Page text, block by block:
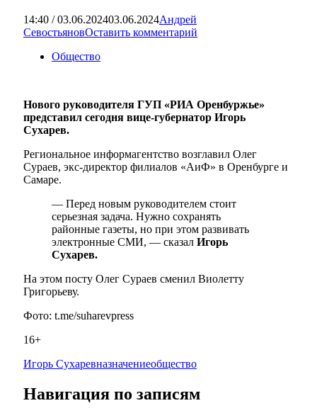
14:40 / 03.06.202403.06.2024Андрей
СевостьяновОставить комментарий
Общество
Нового руководителя ГУП «РИА Оренбуржье»
представил сегодня вице-губернатор Игорь
Сухарев.
Региональное информагентство возглавил Олег
Сураев, экс-директор филиалов «АиФ» в Оренбурге и
Самаре.
— Перед новым руководителем стоит
серьезная задача. Нужно сохранять
районные газеты, но при этом развивать
электронные СМИ, — сказал Игорь
Сухарев.
На этом посту Олег Сураев сменил Виолетту
Григорьеву.
Фото: t.me/suharevpress
16+
Игорь Сухаревназначениеобщество
Навигация по записям